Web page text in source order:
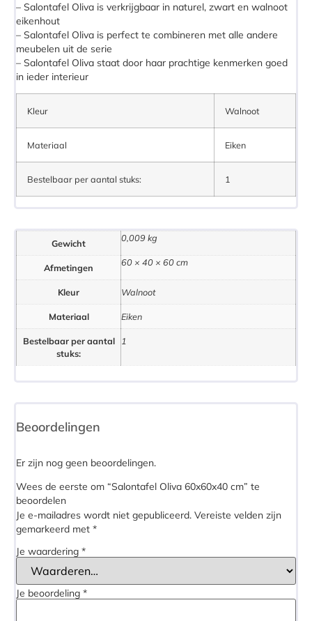
– Salontafel Oliva is verkrijgbaar in naturel, zwart en walnoot
eikenhout
– Salontafel Oliva is perfect te combineren met alle andere
meubelen uit de serie
– Salontafel Oliva staat door haar prachtige kenmerken goed
in ieder interieur
Kleur Walnoot
Materiaal Eiken
Bestelbaar per aantal stuks: 1
Gewicht 0,009 kg
Afmetingen 60 × 40 × 60 cm
Kleur Walnoot
Materiaal Eiken
Bestelbaar per aantal
stuks:
1
Beoordelingen
Er zijn nog geen beoordelingen.
Wees de eerste om “Salontafel Oliva 60x60x40 cm” te
beoordelen
Je e-mailadres wordt niet gepubliceerd. Vereiste velden zijn
gemarkeerd met *
Je waardering *
Je beoordeling *